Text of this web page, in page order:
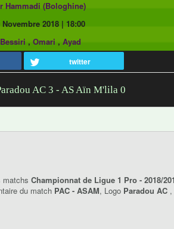
Hammadi (Bologhine)
2018 | 18:00
Bessiri , Omari , Ayad
twitter
AC 3 - AS Aïn M'lila 0
matchs Championnat de Ligue 1 Pro - 2018/
du match PAC - ASAM, Logo Paradou AC